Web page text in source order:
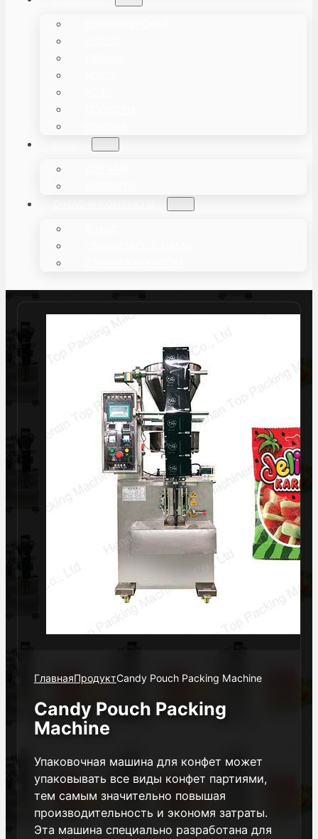
ГлавнаяПродуктCandy Pouch Packing Machine
Candy Pouch Packing
Machine
Упаковочная машина для конфет может
упаковывать все виды конфет партиями,
тем самым значительно повышая
производительность и экономя затраты.
Эта машина специально разработана для